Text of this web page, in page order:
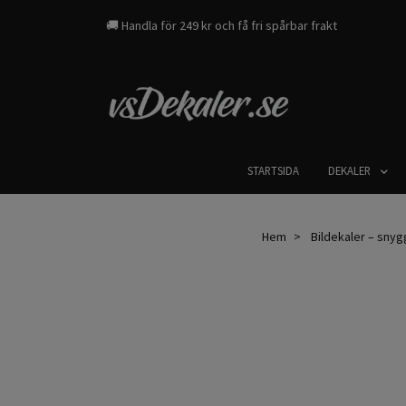
🚚 Handla för 249 kr och få fri spårbar frakt
STARTSIDA DEKALER
Hem Bildekaler –